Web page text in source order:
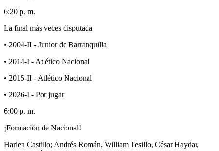
6:20 p. m.
La final más veces disputada
• 2004-II - Junior de Barranquilla
• 2014-I - Atlético Nacional
• 2015-II - Atlético Nacional
• 2026-I - Por jugar
6:00 p. m.
¡Formación de Nacional!
Harlen Castillo; Andrés Román, William Tesillo, César Haydar,